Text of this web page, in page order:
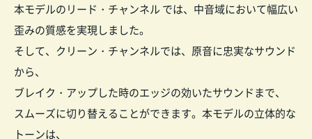
本モデルのリード・チャンネル では、中音域において幅広い
歪みの質感を実現しました。
そして、クリーン・チャンネルでは、原音に忠実なサウンド
から、
ブレイク・アップした時のエッジの効いたサウンドまで、
スムーズに切り替えることができます。本モデルの立体的な
トーンは、